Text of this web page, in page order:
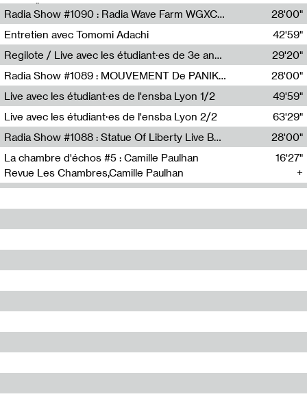
Radio Študent
Radia Show #1090 : Radia Wave Farm WGXC Corey De Juan Sherrard Jr Startalk
Wave Farm
28'00"
Entretien avec Tomomi Adachi
Tomomi Adachi,Loraine Baud
42'59"
Regilote / Live avec les étudiant·es de 3e année de l'EMA
Nima Henryon,Athéna Noël,Amir Genillon,Ibourayane Ahmadi,Manelle Cherrih,Honorine Gibello,John Weeber,Manon Joseph
29'20"
Radia Show #1089 : MOUVEMENT De PANIK (Radio Panik)
Radio Panik
28'00"
Live avec les étudiant·es de l'ensba Lyon 1/2
49'59"
Live avec les étudiant·es de l'ensba Lyon 2/2
63'29"
Radia Show #1088 : Statue Of Liberty Live By Ed Baxter (Resonance)
Resonance
28'00"
La chambre d'échos #5 : Camille Paulhan
Revue Les Chambres,Camille Paulhan
16'27"